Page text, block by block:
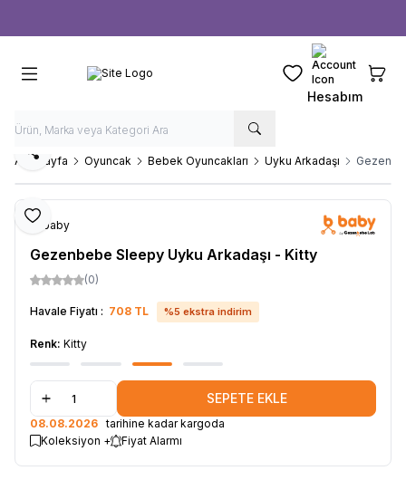
Favorilerim
Hesabım
Ana Sayfa Oyuncak Bebek Oyuncakları Uyku Arkadaşı
Favoriye Ekle
Paylaş
b-baby
Gezenbebe Sleepy Uyku Arkadaşı - Kitty
(0)
Havale Fiyatı : 708 TL %5 ekstra indirim
Renk: Kitty
SEPETE EKLE
08.08.2026 tarihine kadar kargoda
Koleksiyon +
Fiyat Alarmı